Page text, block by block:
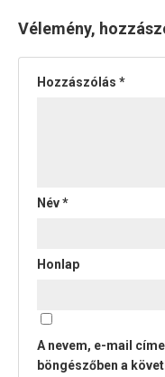
Vélemény,
Hozzászólás *
Név*
Honlap
A nevem, e-mail
böngészőben a